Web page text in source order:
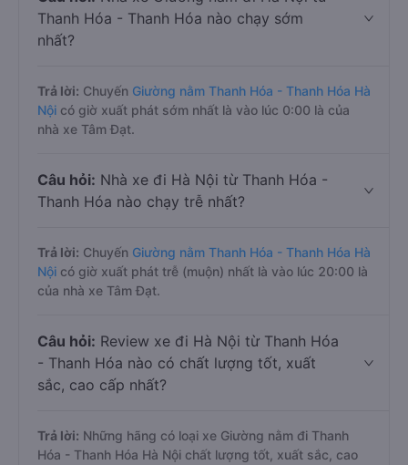
Thanh Hóa - Thanh Hóa nào chạy sớm
nhất?
Trả lời: Chuyến Giường nằm Thanh Hóa - Thanh Hóa Hà
Nội có giờ xuất phát sớm nhất là vào lúc 0:00 là của
nhà xe Tâm Đạt.
Câu hỏi: Nhà xe đi Hà Nội từ Thanh Hóa -
Thanh Hóa nào chạy trễ nhất?
Trả lời: Chuyến Giường nằm Thanh Hóa - Thanh Hóa Hà
Nội có giờ xuất phát trễ (muộn) nhất là vào lúc 20:00 là
của nhà xe Tâm Đạt.
Câu hỏi: Review xe đi Hà Nội từ Thanh Hóa
- Thanh Hóa nào có chất lượng tốt, xuất
sắc, cao cấp nhất?
Trả lời: Những hãng có loại xe Giường nằm đi Thanh
Hóa - Thanh Hóa Hà Nội chất lượng tốt, xuất sắc, cao